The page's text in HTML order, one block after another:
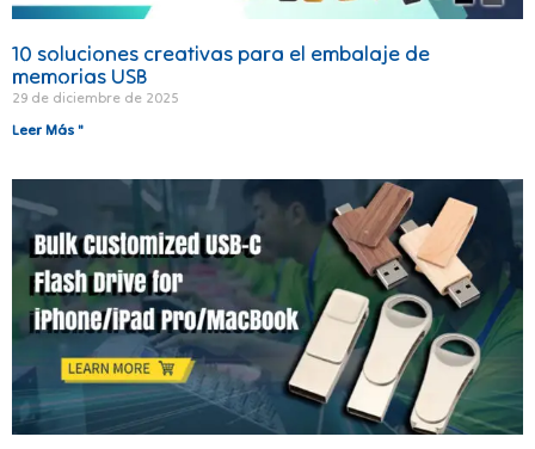
10 soluciones creativas para el embalaje de
memorias USB
29 de diciembre de 2025
Leer Más "